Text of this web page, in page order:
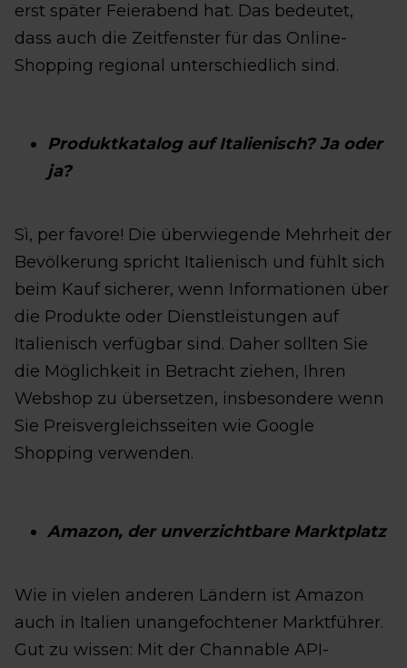
erst später Feierabend hat. Das bedeutet,
dass auch die Zeitfenster für das Online-
Shopping regional unterschiedlich sind.
Produktkatalog auf Italienisch? Ja oder
ja?
Sì, per favore! Die überwiegende Mehrheit der
Bevölkerung spricht Italienisch und fühlt sich
beim Kauf sicherer, wenn Informationen über
die Produkte oder Dienstleistungen auf
Italienisch verfügbar sind. Daher sollten Sie
die Möglichkeit in Betracht ziehen, Ihren
Webshop zu übersetzen, insbesondere wenn
Sie Preisvergleichsseiten wie Google
Shopping verwenden.
Amazon, der unverzichtbare Marktplatz
Wie in vielen anderen Ländern ist Amazon
auch in Italien unangefochtener Marktführer.
Gut zu wissen: Mit der Channable API-